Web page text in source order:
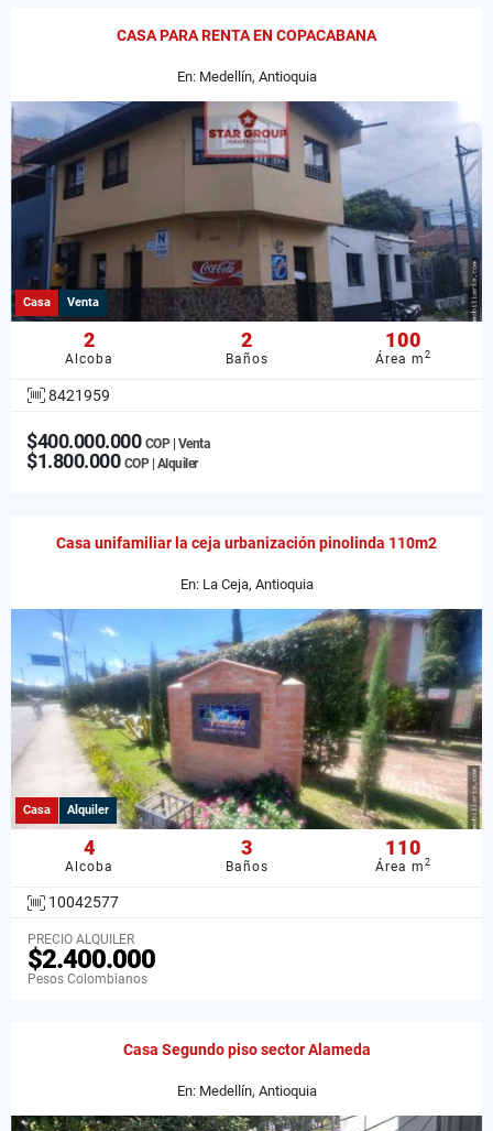
CASA PARA RENTA EN COPACABANA
En: Medellín, Antioquia
Casa Venta
2
Alcoba
2
Baños
100
Área m2
8421959
$400.000.000 COP | Venta
$1.800.000 COP | Alquiler
Casa unifamiliar la ceja urbanización pinolinda 110m2
En: La Ceja, Antioquia
Casa Alquiler
4
Alcoba
3
Baños
110
Área m2
10042577
PRECIO ALQUILER
$2.400.000
Pesos Colombianos
Casa Segundo piso sector Alameda
En: Medellín, Antioquia